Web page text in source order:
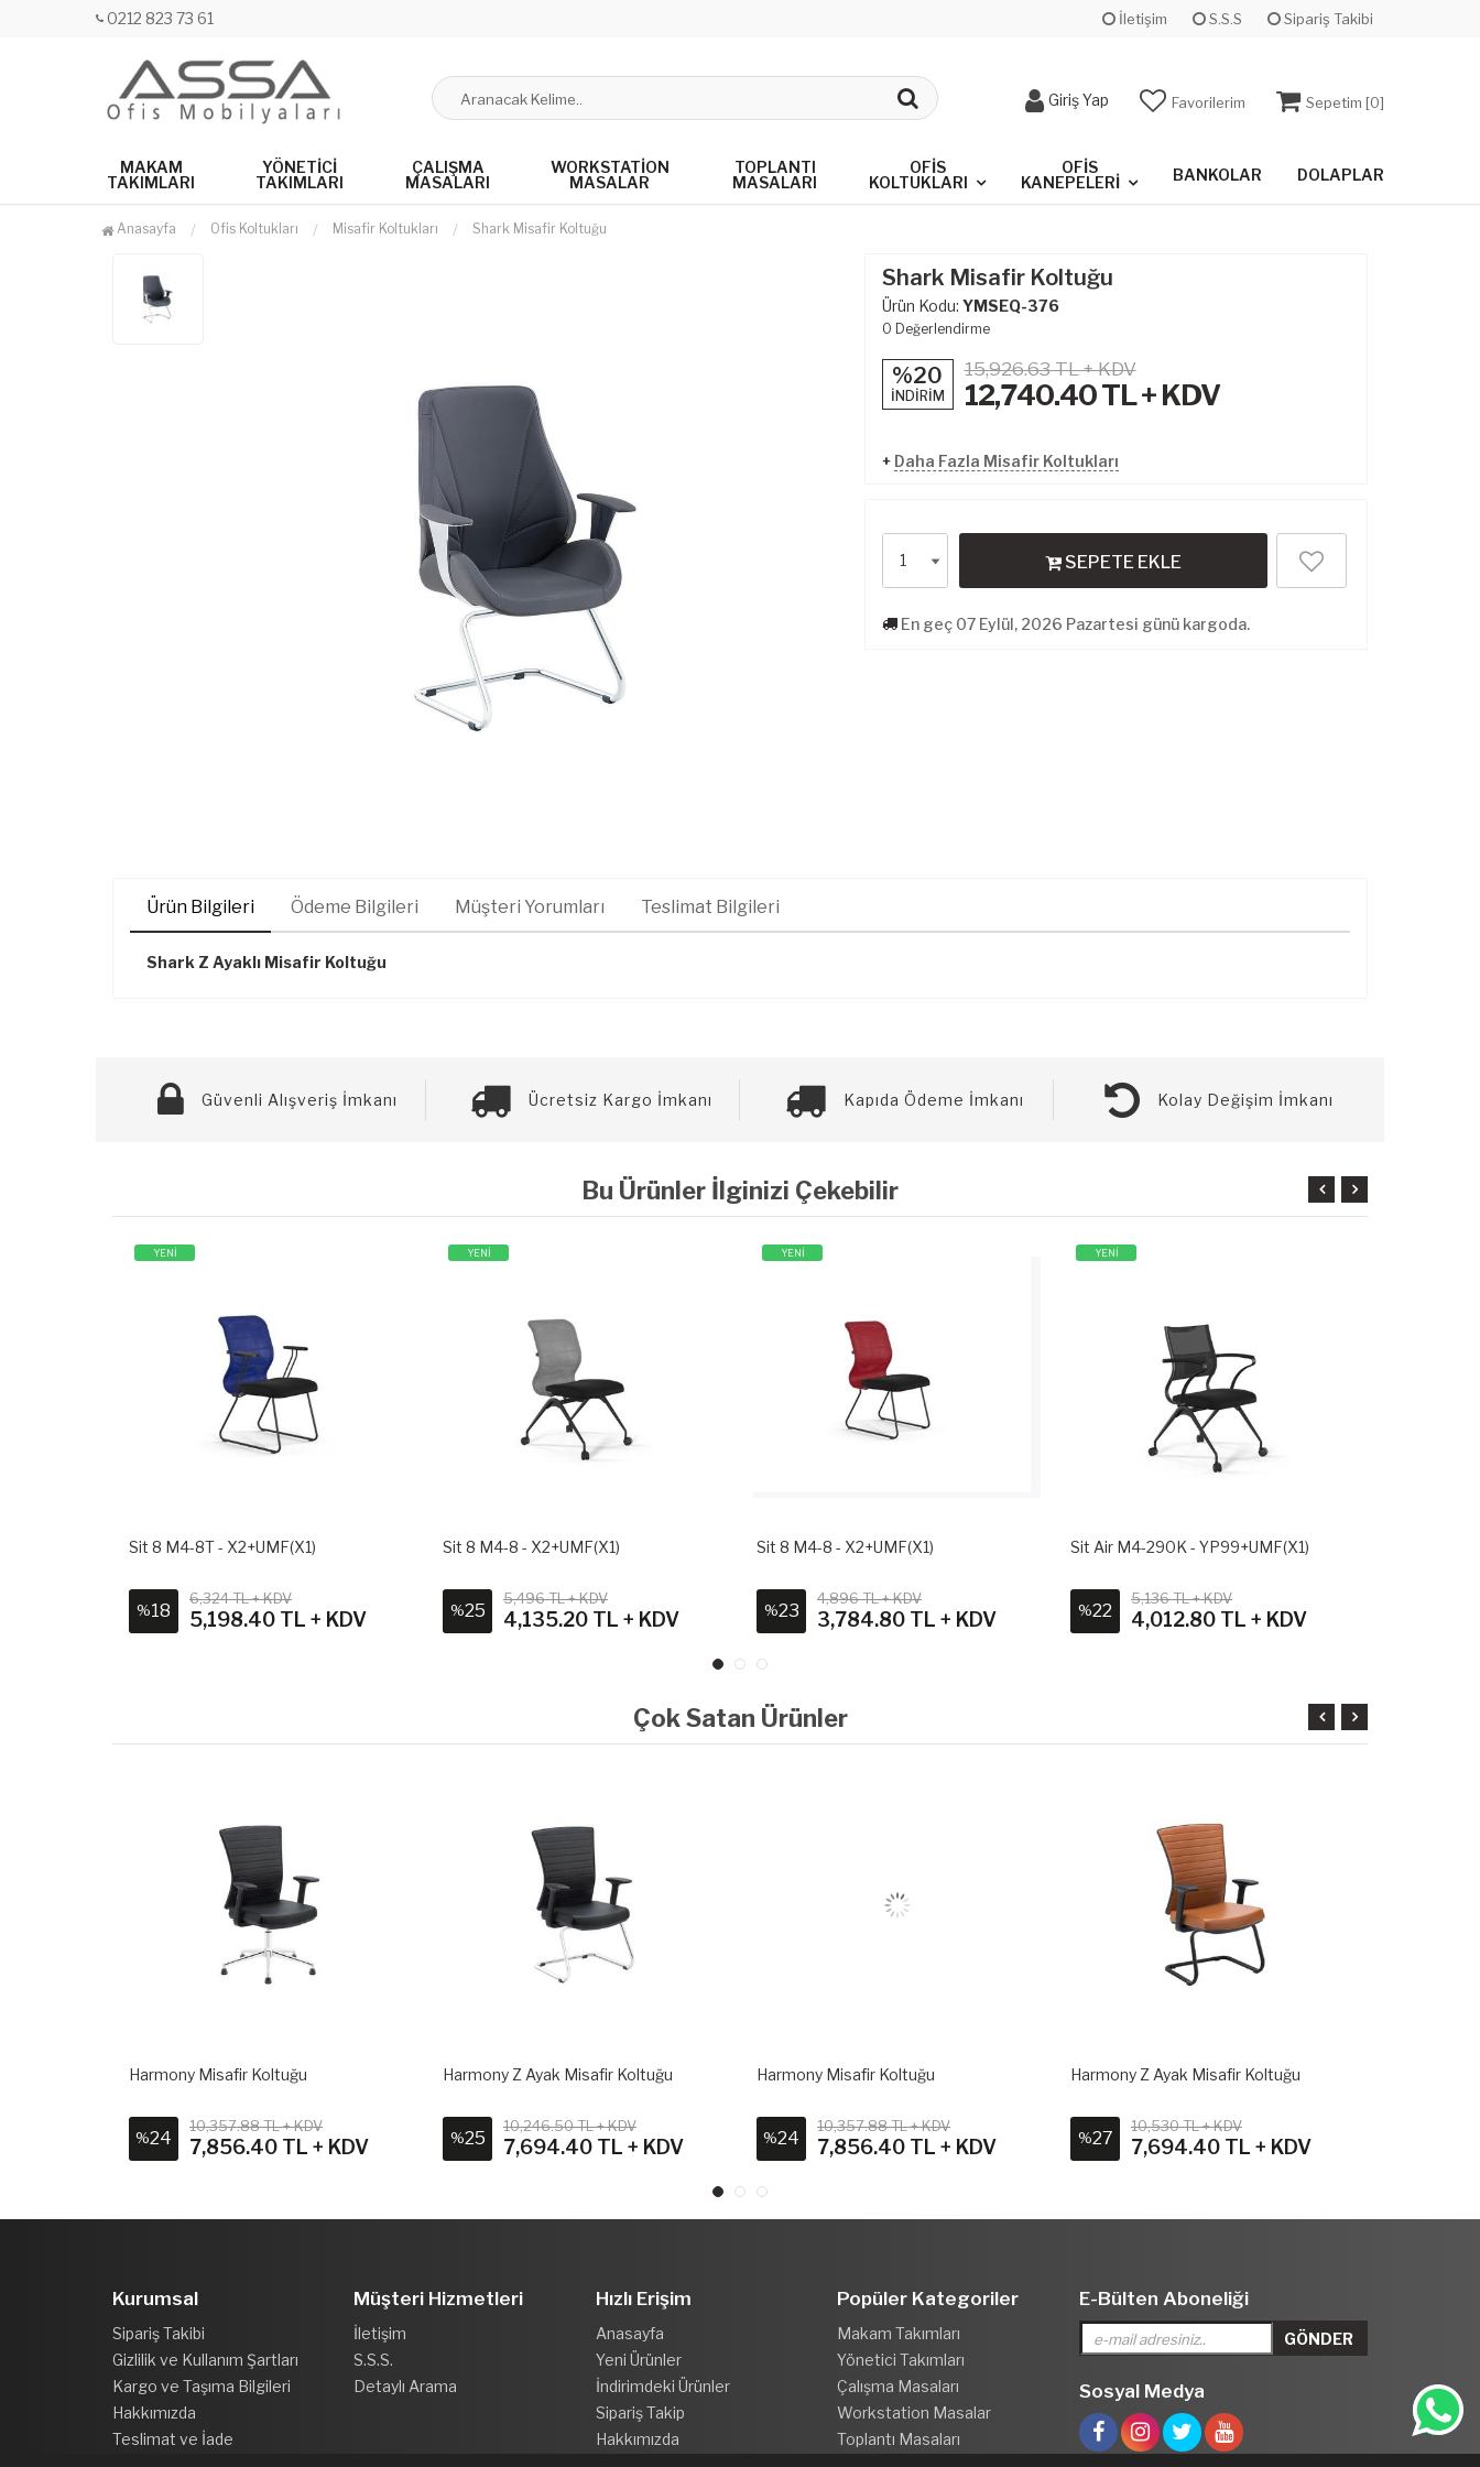
0212 823 73 61 İletişim S.S.S Sipariş Takibi
Giriş Yap Favorilerim Sepetim [0]
MAKAM
TAKIMLARI
YÖNETICI
TAKIMLARI
ÇALIŞMA
MASALARI
WORKSTATION
MASALAR
TOPLANTI
MASALARI
OFIS
KOLTUKLARI
OFIS
KANEPELERI
BANKOLAR DOLAPLAR
Anasayfa Ofis Koltukları Misafir Koltukları Shark Misafir Koltuğu
Shark Misafir Koltuğu
Ürün Kodu: YMSEQ-376
0 Değerlendirme
%20
İNDİRİM
15,926.63 TL + KDV
12,740.40TL + KDV
+ Daha Fazla Misafir Koltukları
SEPETE EKLE
En geç 07 Eylül, 2026 Pazartesi günü kargoda.
Ürün Bilgileri Ödeme Bilgileri Müşteri Yorumları Teslimat Bilgileri
Shark Z Ayaklı Misafir Koltuğu
Güvenli Alışveriş İmkanı Ücretsiz Kargo İmkanı Kapıda Ödeme İmkanı Kolay Değişim İmkanı
Bu Ürünler İlginizi Çekebilir
YENİ
Sit 8 M4-8T - X2+UMF(X1)
%18
6,324 TL + KDV
5,198.40 TL + KDV
YENİ
Sit 8 M4-8 - X2+UMF(X1)
%25
5,496 TL + KDV
4,135.20 TL + KDV
YENİ
Sit 8 M4-8 - X2+UMF(X1)
%23
4,896 TL + KDV
3,784.80 TL + KDV
YENİ
Sit Air M4-290K - YP99+UMF(X1)
%22
5,136 TL + KDV
4,012.80 TL + KDV
Çok Satan Ürünler
Harmony Misafir Koltuğu
%24
10,357.88 TL + KDV
7,856.40 TL + KDV
Harmony Z Ayak Misafir Koltuğu
%25
10,246.50 TL + KDV
7,694.40 TL + KDV
Harmony Misafir Koltuğu
%24
10,357.88 TL + KDV
7,856.40 TL + KDV
Harmony Z Ayak Misafir Koltuğu
%27
10,530 TL + KDV
7,694.40 TL + KDV
Kurumsal
Sipariş Takibi
Gizlilik ve Kullanım Şartları
Kargo ve Taşıma Bilgileri
Hakkımızda
Teslimat ve İade
Müşteri Hizmetleri
İletişim
S.S.S.
Detaylı Arama
Hızlı Erişim
Anasayfa
Yeni Ürünler
İndirimdeki Ürünler
Sipariş Takip
Hakkımızda
Popüler Kategoriler
Makam Takımları
Yönetici Takımları
Çalışma Masaları
Workstation Masalar
Toplantı Masaları
E-Bülten Aboneliği
Sosyal Medya